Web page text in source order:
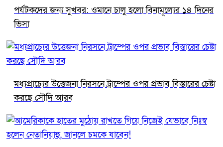
পর্যটকদের জন্য সুখবর: ওমানে চালু হলো বিনামূল্যের ১৪ দিনের
ভিসা
মধ্যপ্রাচ্যের উত্তেজনা নিরসনে ট্রাম্পের ওপর প্রভাব বিস্তারের চেষ্টা
করছে সৌদি আরব